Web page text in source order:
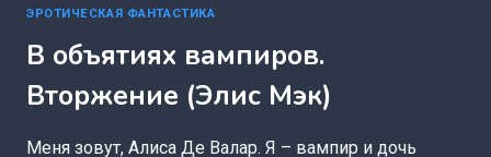
ЭРОТИЧЕСКАЯ ФАНТАСТИКА
В объятиях вампиров.
Вторжение (Элис Мэк)
Меня зовут, Алиса Де Валар. Я – вампир и дочь